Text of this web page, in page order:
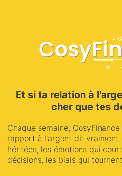
Et si ta relation à
cher que tes
Chaque semaine,
rapport à l'argent dit vraiment
héritées, les émotions qui
décisions, les biais qui